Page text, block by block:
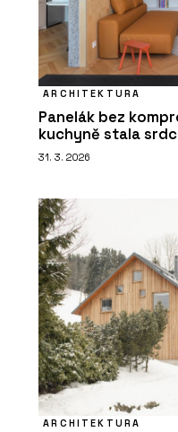
ARCHITEKTURA
Panelák bez
kuchyně stala
31. 3. 2026
ARCHITEKTURA